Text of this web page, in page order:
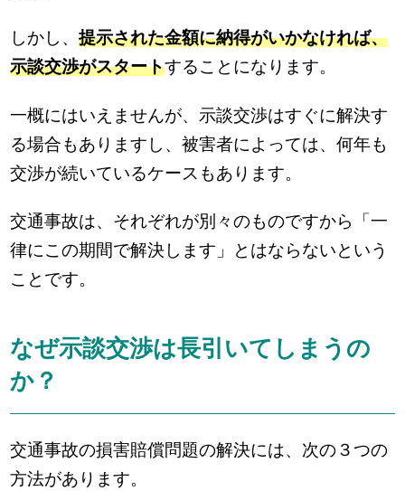
しかし、提示された金額に納得がいかなければ、
示談交渉がスタートすることになります。
一概にはいえませんが、示談交渉はすぐに解決す
る場合もありますし、被害者によっては、何年も
交渉が続いているケースもあります。
交通事故は、それぞれが別々のものですから「一
律にこの期間で解決します」とはならないという
ことです。
なぜ示談交渉は長引いてしまうの
か？
交通事故の損害賠償問題の解決には、次の３つの
方法があります。